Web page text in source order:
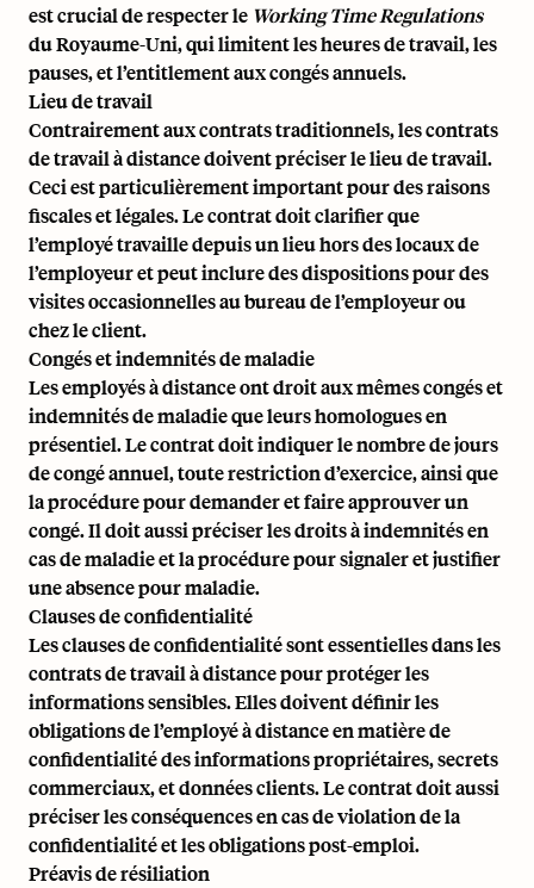
est crucial de respecter le Working Time Regulations
du Royaume-Uni, qui limitent les heures de travail, les
pauses, etl’entitlement aux congés annuels.
Lieu de travail
Contrairement aux contrats traditionnels, les contrats
de travail à distance doivent préciser le lieu de travail.
Ceci est particulièrement important pour des raisons
fiscales et légales. Le contrat doit clarifier que
l’employé travaille depuis un lieu hors des locaux de
l’employeur et peut inclure des dispositions pour des
visites occasionnelles au bureau de l’employeur ou
chez le client.
Congés et indemnités de maladie
Les employés à distance ont droit aux mêmes congés et
indemnités de maladie que leurs homologues en
présentiel. Le contrat doit indiquer le nombre de jours
de congé annuel, toute restriction d’exercice, ainsi que
la procédure pour demander et faire approuver un
congé. Il doit aussi préciser les droits à indemnités en
cas de maladie et la procédure pour signaler et justifier
une absence pour maladie.
Clauses de confidentialité
Les clauses de confidentialité sont essentielles dans les
contrats de travail à distance pour protéger les
informations sensibles. Elles doivent définir les
obligations de l’employé à distance en matière de
confidentialité des informations propriétaires, secrets
commerciaux, et données clients. Le contrat doit aussi
préciser les conséquences en cas de violation de la
confidentialité et les obligations post-emploi.
Préavis de résiliation